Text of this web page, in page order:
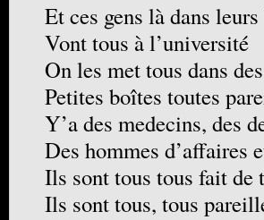
Et ces gens là dans
Vont tous à l’université
On les met tous dans
Petites boîtes toutes
Y’a des medecins, des
Des hommes d’affaires
Ils sont tous tous fait
Ils sont tous, tous